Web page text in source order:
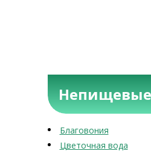
Благовония
Цветочная вода